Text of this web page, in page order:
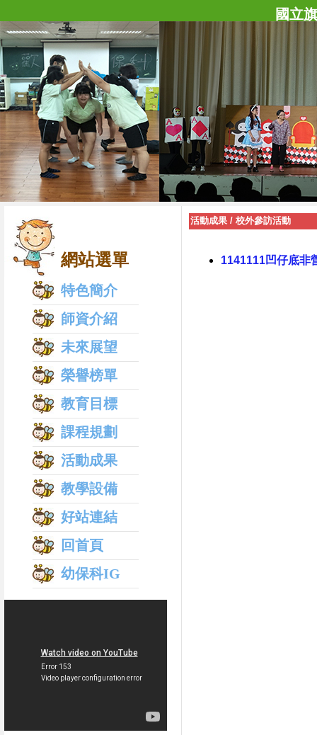
國立
網站選單
特色簡介
師資介紹
未來展望
榮譽榜單
教育目標
課程規劃
活動成果
教學設備
好站連結
回首頁
幼保科IG
活動成果 / 校外參訪活動
1141111凹仔底非